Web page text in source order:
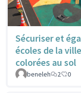
Sécuriser et
écoles de la
colorées au sol
beneleh 2 0